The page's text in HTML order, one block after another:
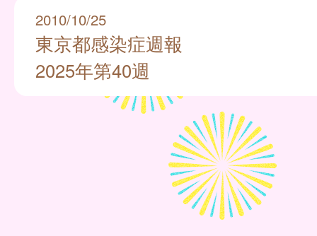
2010/10/25
東京都感染症週報
2025年第40週